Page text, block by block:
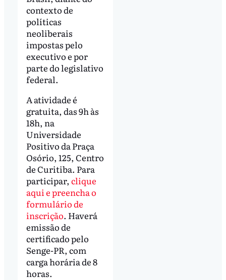
contexto de
políticas
neoliberais
impostas pelo
executivo e por
parte do legislativo
federal.
A atividade é
gratuita, das 9h às
18h, na
Universidade
Positivo da Praça
Osório, 125, Centro
de Curitiba. Para
participar, clique
aqui e preencha o
formulário de
inscrição. Haverá
emissão de
certificado pelo
Senge-PR, com
carga horária de 8
horas.